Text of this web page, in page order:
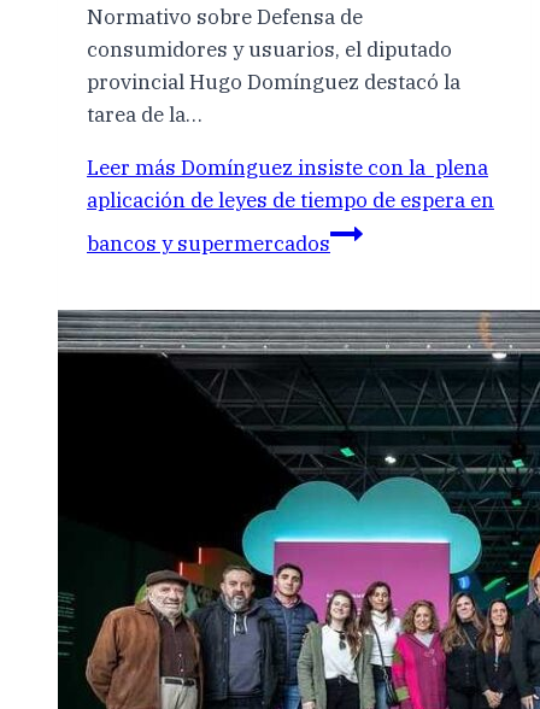
Normativo sobre Defensa de
consumidores y usuarios, el diputado
provincial Hugo Domínguez destacó la
tarea de la…
Leer más Domínguez insiste con la plena
aplicación de leyes de tiempo de espera en
bancos y supermercados